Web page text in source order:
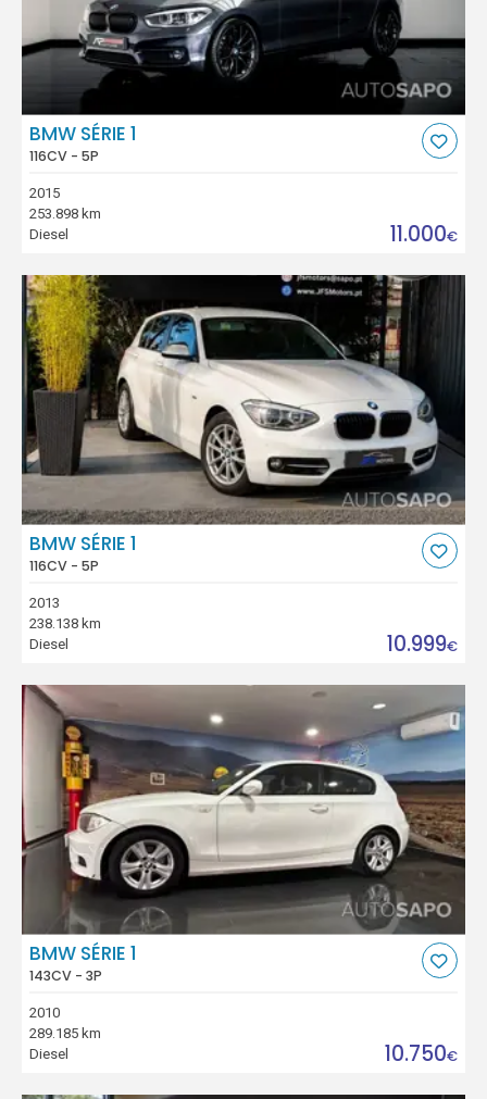
BMW SÉRIE 1
116CV - 5P
2015
253.898 km
Diesel
11.000€
BMW SÉRIE 1
116CV - 5P
2013
238.138 km
Diesel
10.999€
BMW SÉRIE 1
143CV - 3P
2010
289.185 km
Diesel
10.750€